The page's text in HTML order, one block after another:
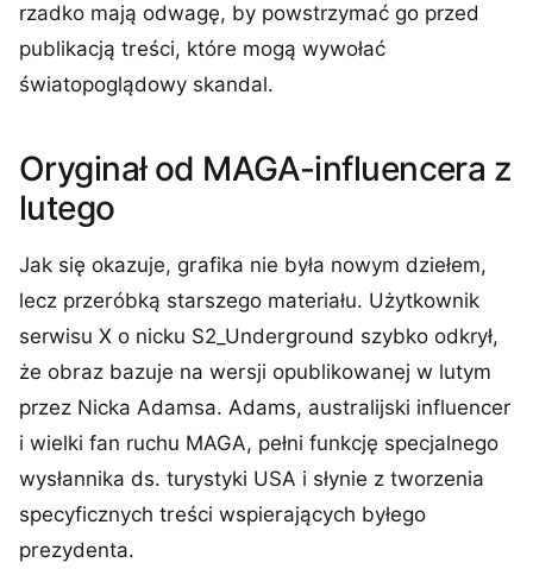
rzadko mają odwagę, by powstrzymać go przed
publikacją treści, które mogą wywołać
światopoglądowy skandal.
Oryginał od MAGA-influencera z
lutego
Jak się okazuje, grafika nie była nowym dziełem,
lecz przeróbką starszego materiału. Użytkownik
serwisu X o nicku S2_Underground szybko odkrył,
że obraz bazuje na wersji opublikowanej w lutym
przez Nicka Adamsa. Adams, australijski influencer
i wielki fan ruchu MAGA, pełni funkcję specjalnego
wysłannika ds. turystyki USA i słynie z tworzenia
specyficznych treści wspierających byłego
prezydenta.